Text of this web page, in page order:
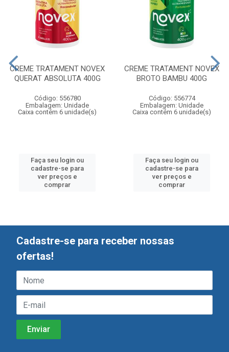
CREME TRATAMENT NOVEX
QUERAT ABSOLUTA 400G
Código: 556780
Embalagem: Unidade
Caixa contém 6 unidade(s)
Faça seu login ou
cadastre-se para
ver preços e
comprar
CREME TRATAMENT NOVEX
BROTO BAMBU 400G
Código: 556774
Embalagem: Unidade
Caixa contém 6 unidade(s)
Faça seu login ou
cadastre-se para
ver preços e
comprar
Cadastre-se para receber nossas
ofertas!